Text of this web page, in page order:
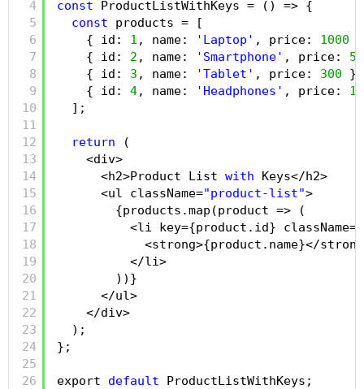
4
5
6
7
8
9
10
11
12
13
14
15
16
17
18
19
20
21
22
23
24
25
26
const
ProductListWithKeys = () => {
const
products = [
{ id: 1 , name: 'Laptop' , price: 1000
{ id: 2 , name: 'Smartphone' , price:
{ id: 3 , name: 'Tablet' , price: 300
},
{ id: 4, name: 'Headphones' , price:
];
return
(
<div>
<h2>Product List with
Keys</h2>
<ul className="product-list">
{products.map(product => (
<li key={product.id} className=
<strong>{product.name}</
</li>
))}
</ul>
</div>
);
};
export default ProductListWithKeys;